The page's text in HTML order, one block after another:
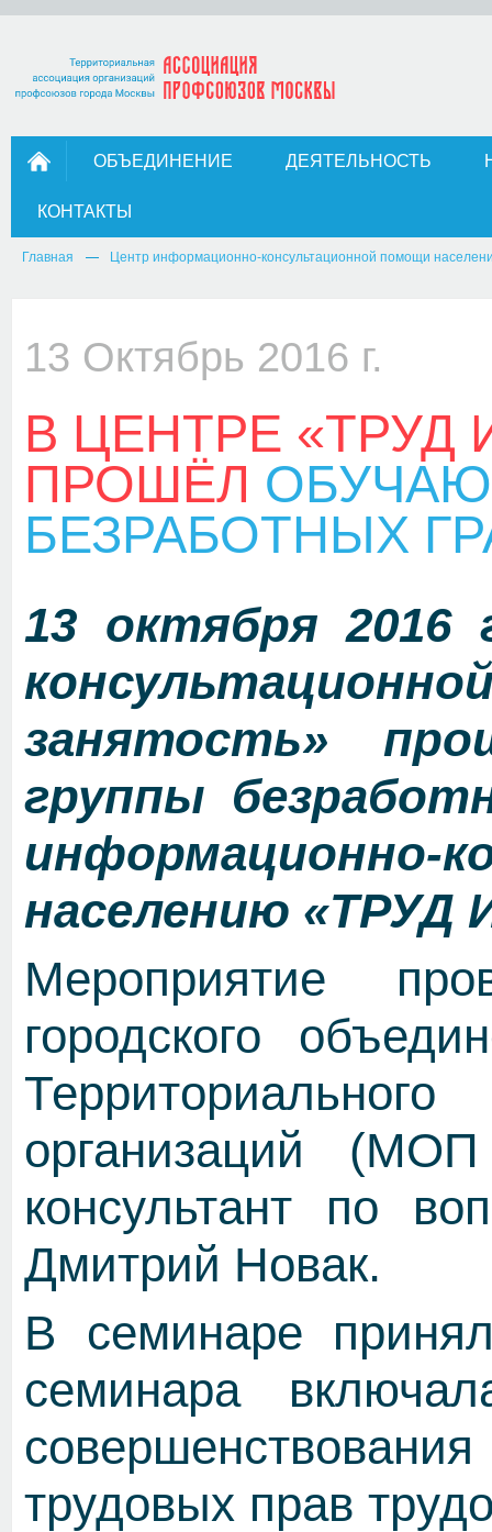
ОБЪЕДИНЕНИЕ ДЕЯТЕЛЬНОСТЬ
КОНТАКТЫ
Главная Центр информационно-консультационной помощи
13 Октябрь 2016 г.
В ЦЕНТРЕ «ТРУД
ПРОШЁЛ
БЕЗРАБОТНЫХ
13 октября 2016
занятость»
группы
населению «ТРУД
Мероприятие
городского
организаций
консультант по
Дмитрий Новак.
В семинаре
семинара
трудовых прав